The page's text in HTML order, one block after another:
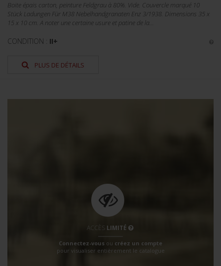
Boite épais carton, peinture Feldgrau à 80%. Vide. Couvercle marqué 10
Stück Ladungen Für M38 Nebelhandgranaten Enz 3/1938. Dimensions 35 x
15 x 10 cm. A noter une certaine usure et patine de la...
CONDITION : II+
PLUS DE DÉTAILS
ACCÈS LIMITÉ
Connectez-vous ou créez un compte
pour visualiser entièrement le catalogue